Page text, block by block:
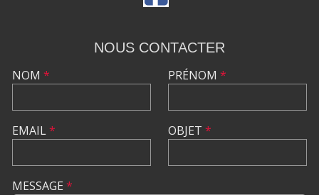
NOUS CONTACTER
NOM *
EMAIL*
PRÉNOM *
OBJET *
MESSAGE *